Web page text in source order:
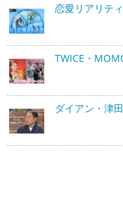
恋愛リアリテ
TWICE・
ダイアン・津